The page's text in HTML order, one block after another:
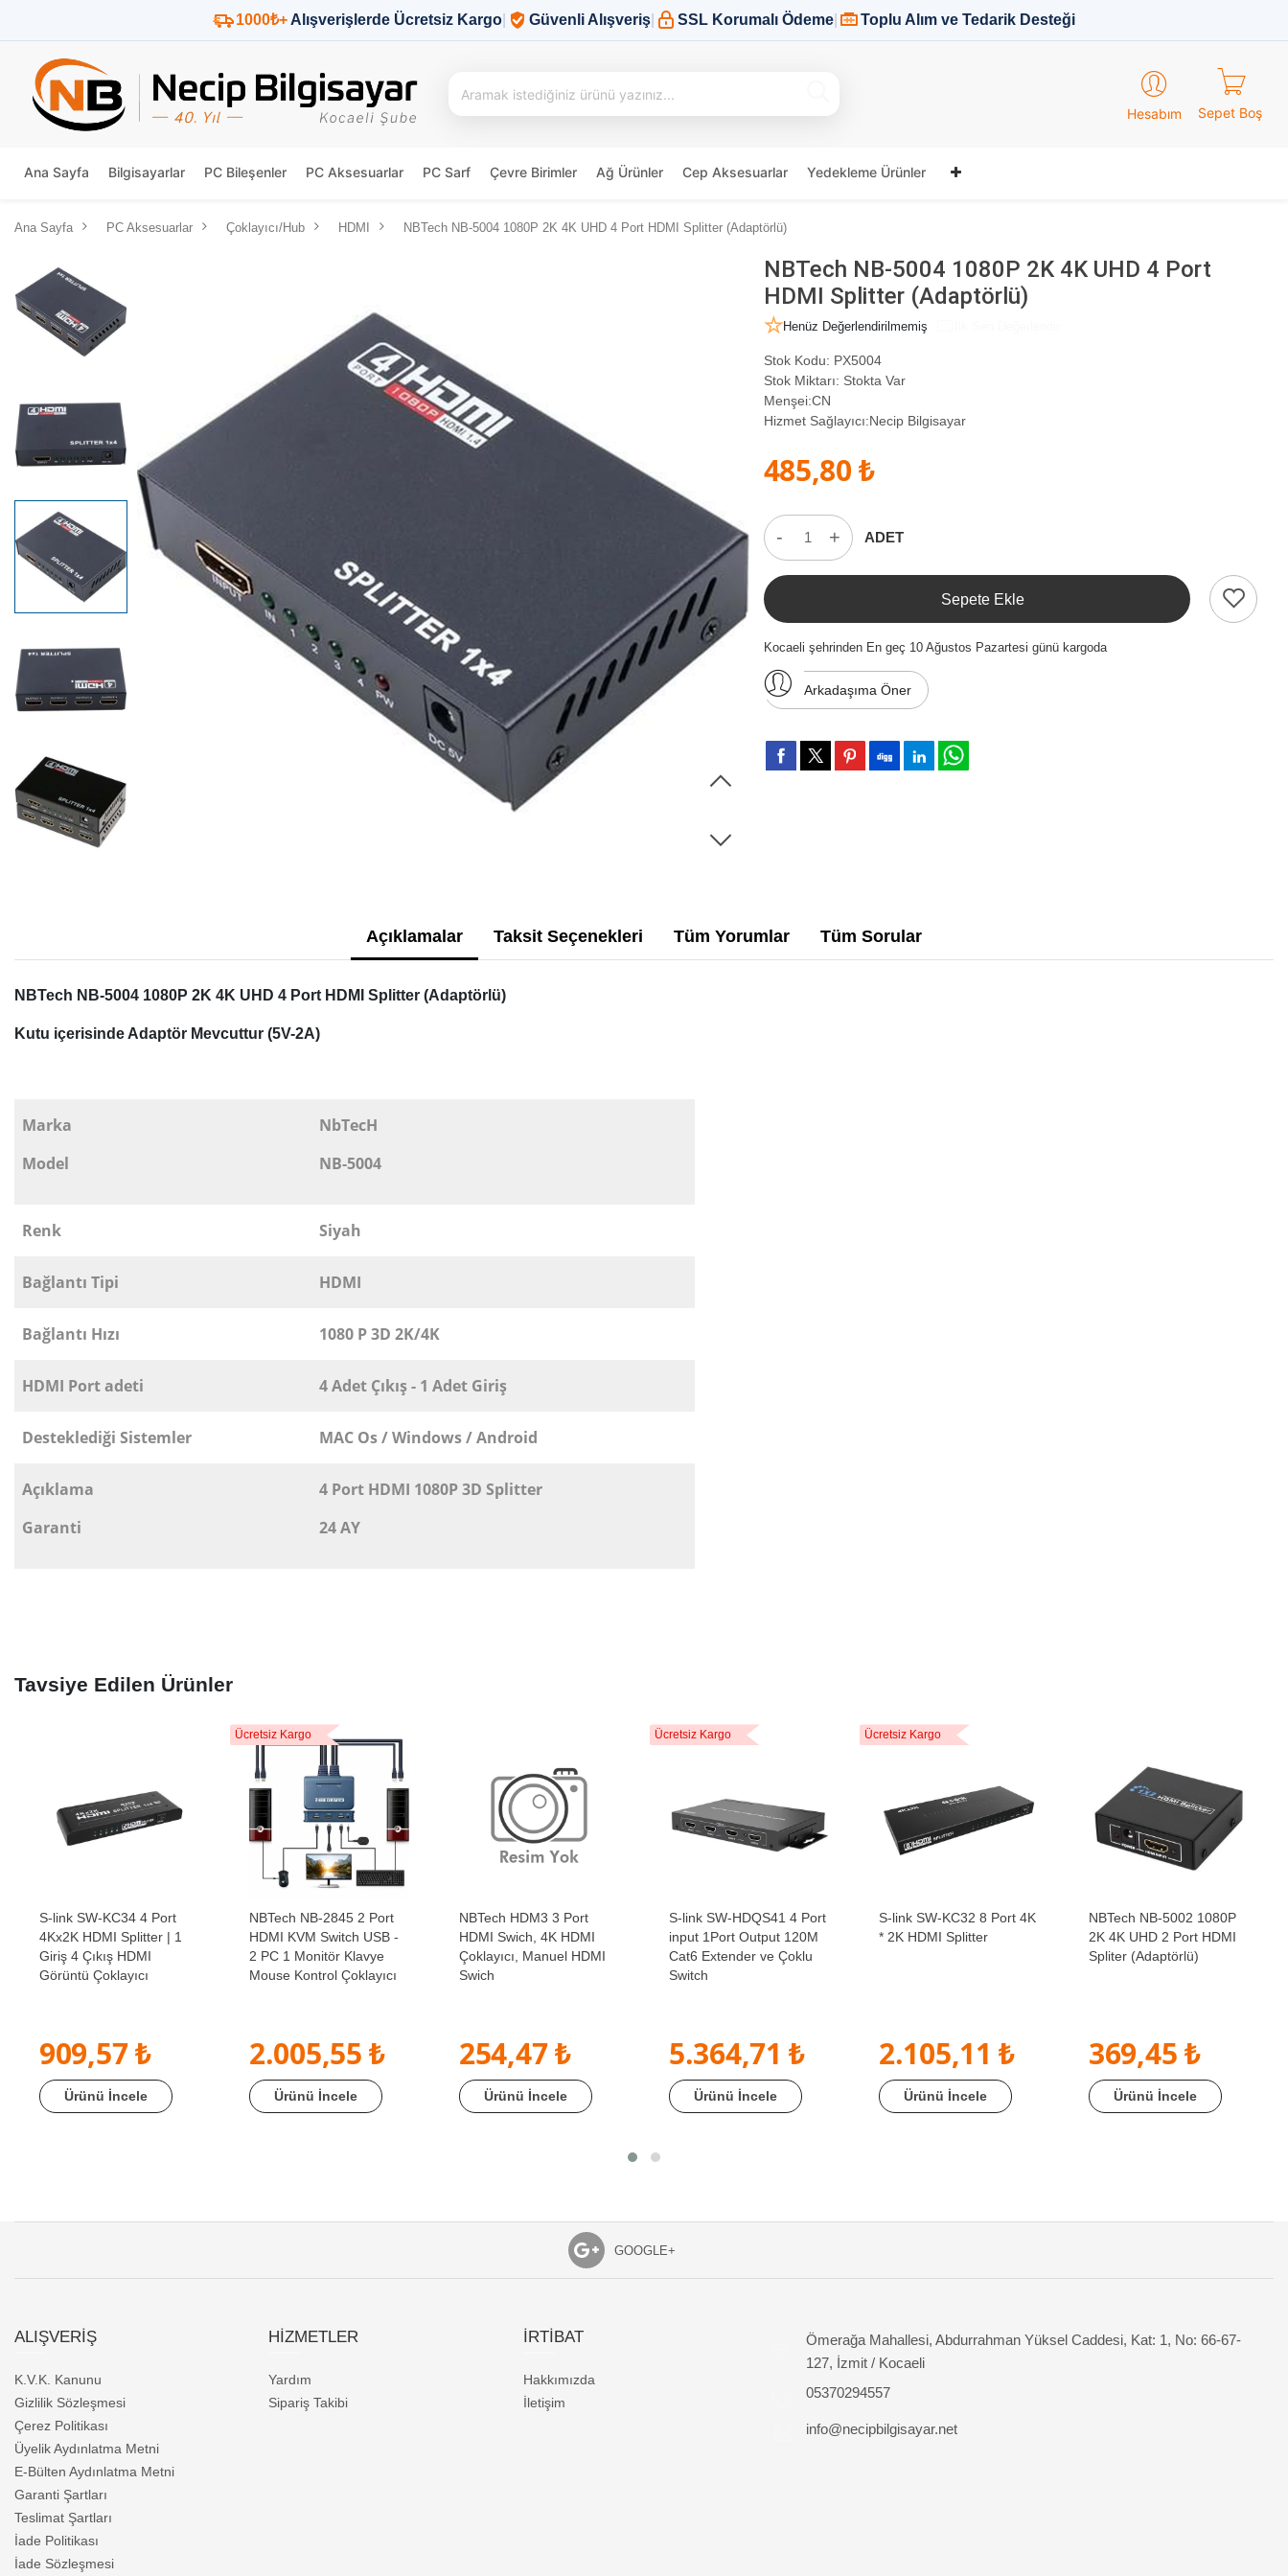
1000₺+ Alışverişlerde Ücretsiz Kargo Güvenli Alışveriş SSL Korumalı Ödeme Toplu Alım ve Tedarik Desteği
Hesabım Sepet Boş
Ana Sayfa Bilgisayarlar PC Bileşenler PC Aksesuarlar PC Sarf Çevre Birimler Ağ Ürünler Cep Aksesuarlar Yedekleme Ürünler
Ana Sayfa PC Aksesuarlar Çoklayıcı/Hub HDMI NBTech NB-5004 1080P 2K 4K UHD 4 Port HDMI Splitter (Adaptörlü)
NBTech NB-5004 1080P 2K 4K UHD 4 Port
HDMI Splitter (Adaptörlü)
Henüz Değerlendirilmemiş
Stok Kodu: PX5004
Stok Miktarı: Stokta Var
Menşei:CN
Hizmet Sağlayıcı:Necip Bilgisayar
485,80 ₺
- + ADET
Sepete Ekle
Kocaeli şehrinden En geç 10 Ağustos Pazartesi günü kargoda
Arkadaşıma Öner
Açıklamalar Taksit Seçenekleri Tüm Yorumlar Tüm Sorular
NBTech NB-5004 1080P 2K 4K UHD 4 Port HDMI Splitter (Adaptörlü)
Kutu içerisinde Adaptör Mevcuttur (5V-2A)
Marka
Model
NbTecH
NB-5004
Renk Siyah
Bağlantı Tipi HDMI
Bağlantı Hızı 1080 P 3D 2K/4K
HDMI Port adeti 4 Adet Çıkış - 1 Adet Giriş
Desteklediği Sistemler MAC Os / Windows / Android
Açıklama
Garanti
4 Port HDMI 1080P 3D Splitter
24 AY
Tavsiye Edilen Ürünler
S-link SW-KC34 4 Port
4Kx2K HDMI Splitter | 1
Giriş 4 Çıkış HDMI
Görüntü Çoklayıcı
909,57 ₺
Ürünü İncele
Ücretsiz Kargo
NBTech NB-2845 2 Port
HDMI KVM Switch USB -
2 PC 1 Monitör Klavye
Mouse Kontrol Çoklayıcı
2.005,55 ₺
Ürünü İncele
NBTech HDM3 3 Port
HDMI Swich, 4K HDMI
Çoklayıcı, Manuel HDMI
Swich
254,47 ₺
Ürünü İncele
Ücretsiz Kargo
S-link SW-HDQS41 4 Port
input 1Port Output 120M
Cat6 Extender ve Çoklu
Switch
5.364,71 ₺
Ürünü İncele
Ücretsiz Kargo
S-link SW-KC32 8 Port 4K
* 2K HDMI Splitter
2.105,11 ₺
Ürünü İncele
NBTech NB-5002 1080P
2K 4K UHD 2 Port HDMI
Spliter (Adaptörlü)
369,45 ₺
Ürünü İncele
GOOGLE+
ALIŞVERİŞ
K.V.K. Kanunu
Gizlilik Sözleşmesi
Çerez Politikası
Üyelik Aydınlatma Metni
E-Bülten Aydınlatma Metni
Garanti Şartları
Teslimat Şartları
İade Politikası
İade Sözleşmesi
HİZMETLER
Yardım
Sipariş Takibi
İRTİBAT
Hakkımızda
İletişim
Ömerağa Mahallesi, Abdurrahman Yüksel Caddesi, Kat: 1, No: 66-67-
127, İzmit / Kocaeli
05370294557
info@necipbilgisayar.net